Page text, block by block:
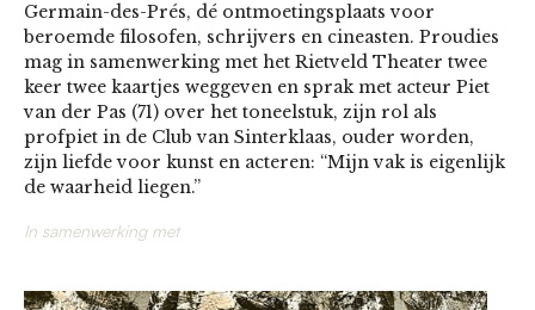
Germain-des-Prés, dé ontmoetingsplaats voor
beroemde filosofen, schrijvers en cineasten. Proudies
mag in samenwerking met het Rietveld Theater twee
keer twee kaartjes weggeven en sprak met acteur Piet
van der Pas (71) over het toneelstuk, zijn rol als
profpiet in de Club van Sinterklaas, ouder worden,
zijn liefde voor kunst en acteren: “Mijn vak is eigenlijk
de waarheid liegen.”
In samenwerking met